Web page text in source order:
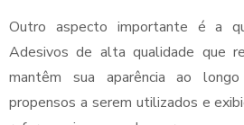
Outro aspecto importante é a
Adesivos de alta qualidade que
mantêm sua aparência ao
propensos a serem utilizados e